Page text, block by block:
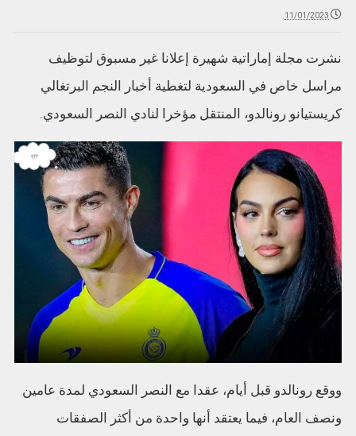
11/01/2023
نشرت مجلة إماراتية شهيرة إعلانا غير مسبوق لتوظيف
مراسل خاص في السعودية لتغطية أخبار النجم البرتغالي
كريستيانو رونالدو، المنتقل مؤخرا لنادي النصر السعودي.
ووقع رونالدو قبل أيام، عقدا مع النصر السعودي لمدة عامين
ونصف العام، فيما يعتقد أنها واحدة من أكثر الصفقات